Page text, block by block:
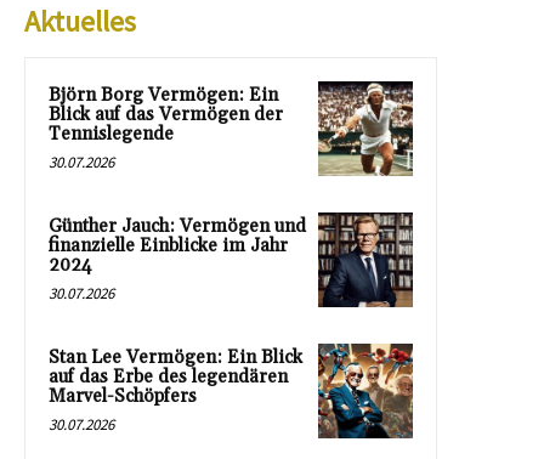
Aktuelles
Björn Borg Vermögen: Ein
Blick auf das Vermögen der
Tennislegende
30.07.2026
Günther Jauch: Vermögen und
finanzielle Einblicke im Jahr
2024
30.07.2026
Stan Lee Vermögen: Ein Blick
auf das Erbe des legendären
Marvel-Schöpfers
30.07.2026